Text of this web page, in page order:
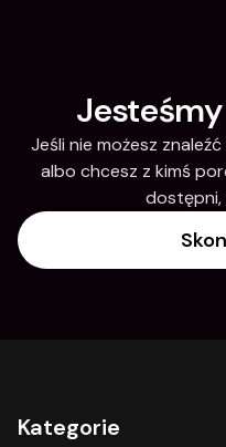
Jeśli nie możesz
albo chcesz z kimś
dostępni,
Kategorie